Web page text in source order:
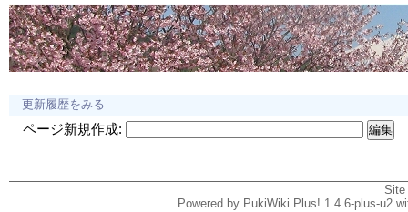
更新履歴をみる
ページ新規作成:
Powered by PukiWiki Plus! 1.4.6-plus-u2